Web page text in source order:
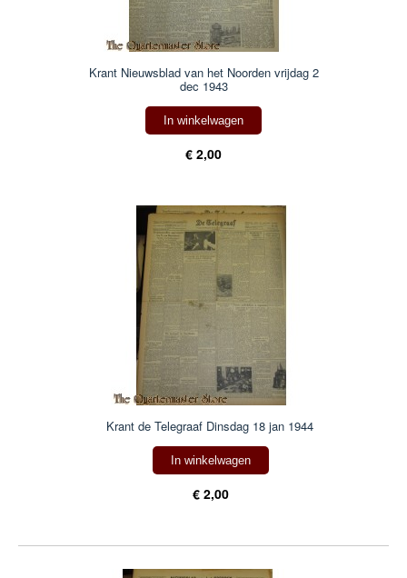
Krant Nieuwsblad van het Noorden vrijdag 2
dec 1943
In winkelwagen
€ 2,00
Krant de Telegraaf Dinsdag 18 jan 1944
In winkelwagen
€ 2,00